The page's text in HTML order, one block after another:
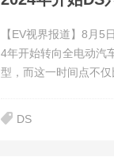
【EV视界报道】8月
4年开始转向全电动汽
型，而这一时间点不仅
DS